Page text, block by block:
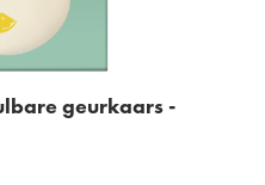
Bolsius -